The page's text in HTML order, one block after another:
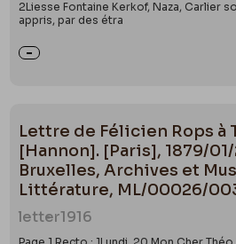
2Liesse Fontaine Kerkof, Naza, Carlier
appris, par des étra
Lettre de Félicien Rops à
[Hannon]. [Paris], 1879/
Bruxelles, Archives et
Littérature, ML/00026/
letter1916